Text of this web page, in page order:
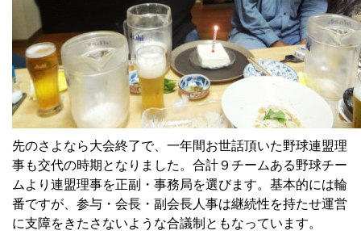
先のさよなら大会終了で、一年間お世話頂いた野球連盟理
事も交代の時期となりました。合計９チームある野球チー
ムより連盟理事を正副・事務局を選びます。基本的には輪
番ですが、参与・会長・副会長人事は継続性を持たせ運営
に支障をきたさないような合議制ともなっています。